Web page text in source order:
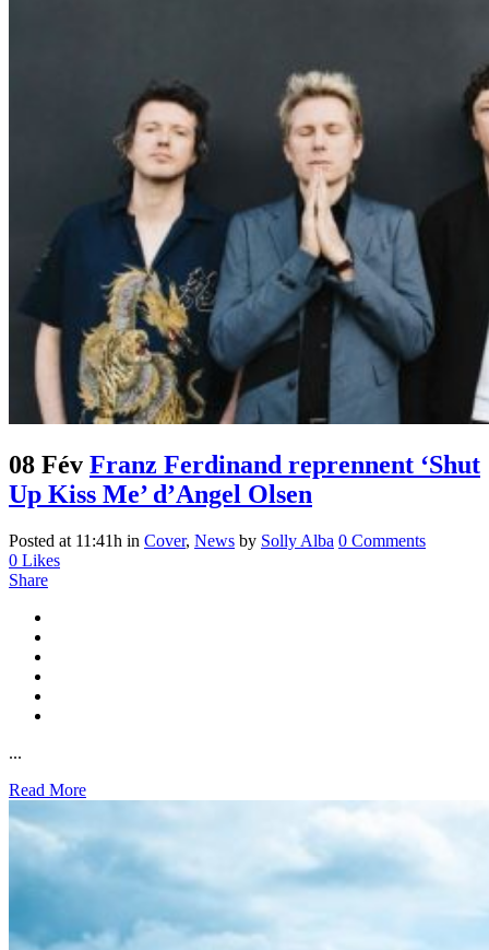
08 Fév Franz Ferdinand reprennent ‘Shut
Up Kiss Me’ d’Angel Olsen
Posted at 11:41h in Cover, News by Solly Alba 0 Comments
0 Likes
Share
...
Read More